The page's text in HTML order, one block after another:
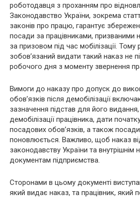
роботодавця з проханням про
Законодавство України, зокрема
законів про працю, гарантує
посади за працівниками, призваними
за призовом під час мобілізації.
зобов’язаний видати такий наказ не
робочого дня з моменту звернення
Вимоги до наказу про допуск до
обов’язків після демобілізації
зазначення підстав для його
демобілізації працівника, дати
посадових обов’язків, а також
поновлюється. Важливо, щоб наказ
законодавству України та внутрішнім
документам підприємства.
Сторонами в цьому документі
який видає наказ, та працівник, який